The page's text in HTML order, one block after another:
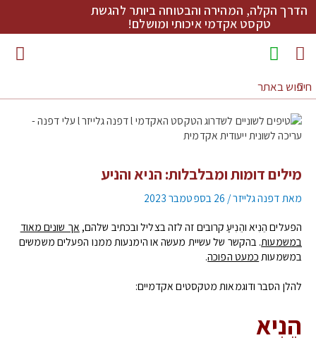
הדרך הקלה, המהירה והבטוחה ביותר להגשת
טקסט אקדמי איכותי ומושלם!
מילים דומות ומבלבלות: הניא והניע
מאת דפנה גלייזר/ 26 בספטמבר 2023
הפעלים הֵנִיא והֵנִיעַ קרובים זה לזה בצליל ובכתיב שלהם, אך שונים מאוד
במשמעות. בהקשר של עשיית מעשה או הימנעות ממנו הפעלים משמשים
במשמעות כמעט הפוכה.
להלן הסבר ודוגמאות מטקסטים אקדמיים:
הֵנִיא